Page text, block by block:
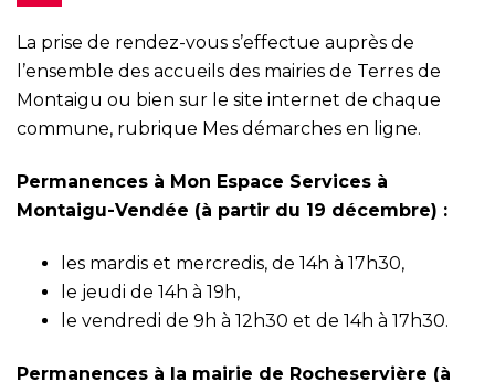
La prise de rendez-vous s’effectue auprès de
l’ensemble des accueils des mairies de Terres de
Montaigu ou bien sur le site internet de chaque
commune, rubrique Mes démarches en ligne.
Permanences à Mon Espace Services à
Montaigu-Vendée (à partir du 19 décembre) :
les mardis et mercredis, de 14h à 17h30,
le jeudi de 14h à 19h,
le vendredi de 9h à 12h30 et de 14h à 17h30.
Permanences à la mairie de Rocheservière (à